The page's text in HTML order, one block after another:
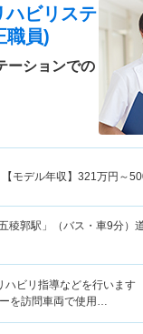
ハビリステ
職員)
ーションでの
モデル年収】 321万円～
稜郭駅」（バス・車9分）
ビリ指導などを行います
を訪問車両で使用…